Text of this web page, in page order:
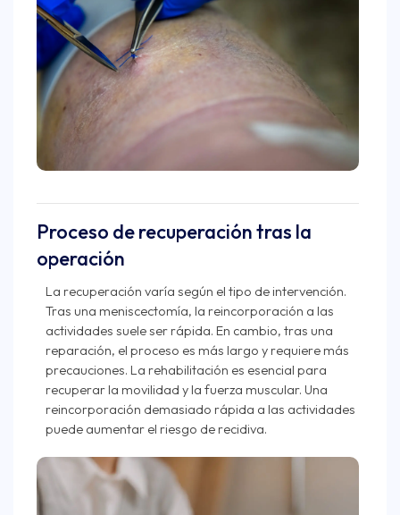
Proceso de recuperación tras la
operación
La recuperación varía según el tipo de intervención.
Tras una meniscectomía, la reincorporación a las
actividades suele ser rápida. En cambio, tras una
reparación, el proceso es más largo y requiere más
precauciones. La rehabilitación es esencial para
recuperar la movilidad y la fuerza muscular. Una
reincorporación demasiado rápida a las actividades
puede aumentar el riesgo de recidiva.